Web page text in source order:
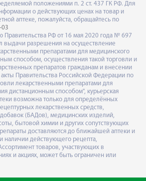
положениями п. 2 ст. 437 ГК РФ. Для
о действующих ценах на товар и
аптеке, пожалуйста, обращайтесь по
03
Правительства РФ от 16 мая 2020 года № 697
выдачи разрешения на осуществление
препаратами для медицинского
способом, осуществления такой торговли и
препаратов гражданам и внесении
Правительства Российской Федерации по
лекарственными препаратами для
дистанционным способом", курьерская
возможна только для определённых
лекарственных средств,
(БАДов), медицинских изделий,
бытовой химии и других сопутствующих
доставляются до ближайшей аптеки и
наличии действующего рецепта,
товаров, участвующих в
и акциях, может быть ограничен или